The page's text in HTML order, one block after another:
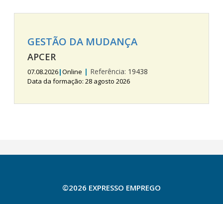
GESTÃO DA MUDANÇA
APCER
07.08.2026|Online | Referência: 19438
Data da formação: 28 agosto 2026
©2026 EXPRESSO EMPREGO